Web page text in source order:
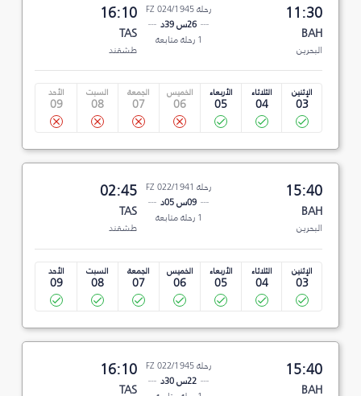
11:30
BAH
البحرين
رحلة FZ 024/1945
26س 39د
1 رحلة متابعة
16:10
TAS
طشقند
الإثنين
03
الثلاثاء
04
الأربعاء
05
الخميس
06
الجمعة
07
السبت
08
الأحد
09
15:40
BAH
البحرين
رحلة FZ 022/1941
09س 05د
1 رحلة متابعة
02:45
TAS
طشقند
الإثنين
03
الثلاثاء
04
الأربعاء
05
الخميس
06
الجمعة
07
السبت
08
الأحد
09
15:40
BAH
رحلة FZ 022/1945
22س 30د
16:10
TAS